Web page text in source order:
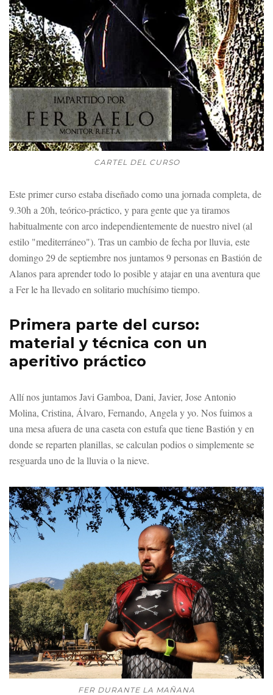
CARTEL DEL CURSO
Este primer curso estaba diseñado como una jornada completa, de
9.30h a 20h, teórico-práctico, y para gente que ya tiramos
habitualmente con arco independientemente de nuestro nivel (al
estilo "mediterráneo"). Tras un cambio de fecha por lluvia, este
domingo 29 de septiembre nos juntamos 9 personas en Bastión de
Alanos para aprender todo lo posible y atajar en una aventura que
a Fer le ha llevado en solitario muchísimo tiempo.
Primera parte del curso:
material y técnica con un
aperitivo práctico
Allí nos juntamos Javi Gamboa, Dani, Javier, Jose Antonio
Molina, Cristina, Álvaro, Fernando, Angela y yo. Nos fuimos a
una mesa afuera de una caseta con estufa que tiene Bastión y en
donde se reparten planillas, se calculan podios o simplemente se
resguarda uno de la lluvia o la nieve.
FER DURANTE LA MAÑANA